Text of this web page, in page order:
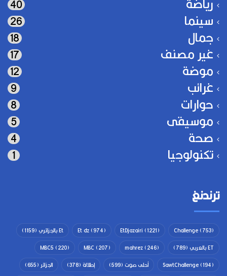
40
سينما 26
جمال 18
غير مصنف 17
موضة 12
غرائب 9
حوارات 8
موسيقى 5
صحة 4
تكنولوجيا 1
ترندنغ
Challenge(753)
EtDjazairi (1221)
Et dz(974) Et بالجزائري
(1159)
ET بالعربي
(789)
mahrez(246)
MBC(207)
MBC5 (220)
SawtChallenge(194) أحلى صوت (599) إطلالة (378) الجزائر (655)